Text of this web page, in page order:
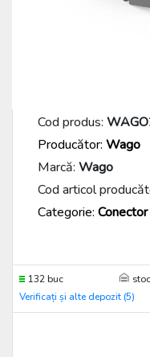
Cod produs:
Producător: Wago
Marcă: Wago
Cod articol
Categorie:
132 buc
Verificați și alte depozit (5)